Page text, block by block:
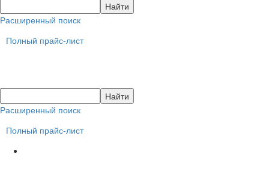
Расширенный поиск
Полный прайс-лист
Расширенный поиск
Полный прайс-лист